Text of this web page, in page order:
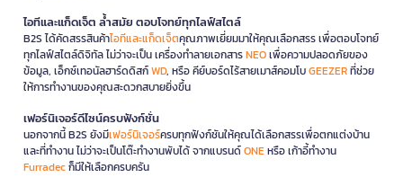
ไอทีและแก็ดเจ็ต ล้ำสมัย ตอบโจทย์ทุกไลฟ์สไตล์
B2S ได้คัดสรรสินค้าไอทีและแก็ดเจ็ตคุณภาพเยี่ยมมาให้คุณเลือกสรร เพื่อตอบโจทย์
ทุกไลฟ์สไตล์ดิจิทัล ไม่ว่าจะเป็น เครื่องทำลายเอกสารNEOเพื่อความปลอดภัยของ
ข้อมูล, เอ็กซ์เทอนัลฮาร์ดดิสก์WD, หรือ คีย์บอร์ดไร้สายเมาส์คอมโบGEEZERที่ช่วย
ให้การทำงานของคุณสะดวกสบายยิ่งขึ้น
เฟอร์นิเจอร์ดีไซน์ครบฟังก์ชั่น
นอกจากนี้ B2S ยังมีเฟอร์นิเจอร์ครบทุกฟังก์ชันให้คุณได้เลือกสรรเพื่อตกแต่งบ้าน
และที่ทำงาน ไม่ว่าจะเป็นโต๊ะทำงานพับได้ จากแบรนด์ONEหรือ เก้าอี้ทำงาน
Furradecก็มีให้เลือกครบครัน